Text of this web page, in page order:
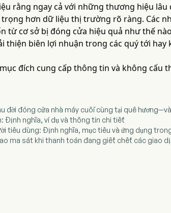
rằng ngay cả với những thương hiệu
hơn dữ liệu thị trường rõ ràng. Các
từ cơ sở bị đóng cửa hiệu quả như thế
thiện biên lợi nhuận trong các quý tới hay
đích cung cấp thông tin và không cấu
đời đóng cửa nhà máy cuối cùng tại quê
Định nghĩa, ví dụ và thông tin chi tiết
tiêu dùng: Định nghĩa, mục tiêu và ứng dụng
ma sát khi thanh toán đang giết chết các giao